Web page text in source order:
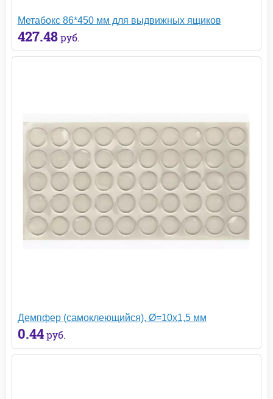
Метабокс 86*450 мм для выдвижных ящиков
427.48 руб.
Демпфер (самоклеющийся), Ø=10х1,5 мм
0.44 руб.